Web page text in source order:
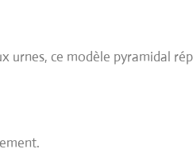
urnes, ce modèle pyramidal